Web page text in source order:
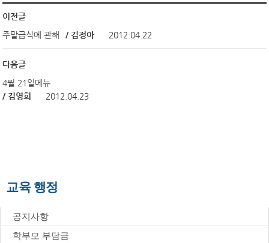
이전글
주말급식에 관해
/ 김정아 2012.04.22
다음글
4월 21일메뉴
/ 김영희
2012.04.23
교육 행정
공지사항
학부모 부담금